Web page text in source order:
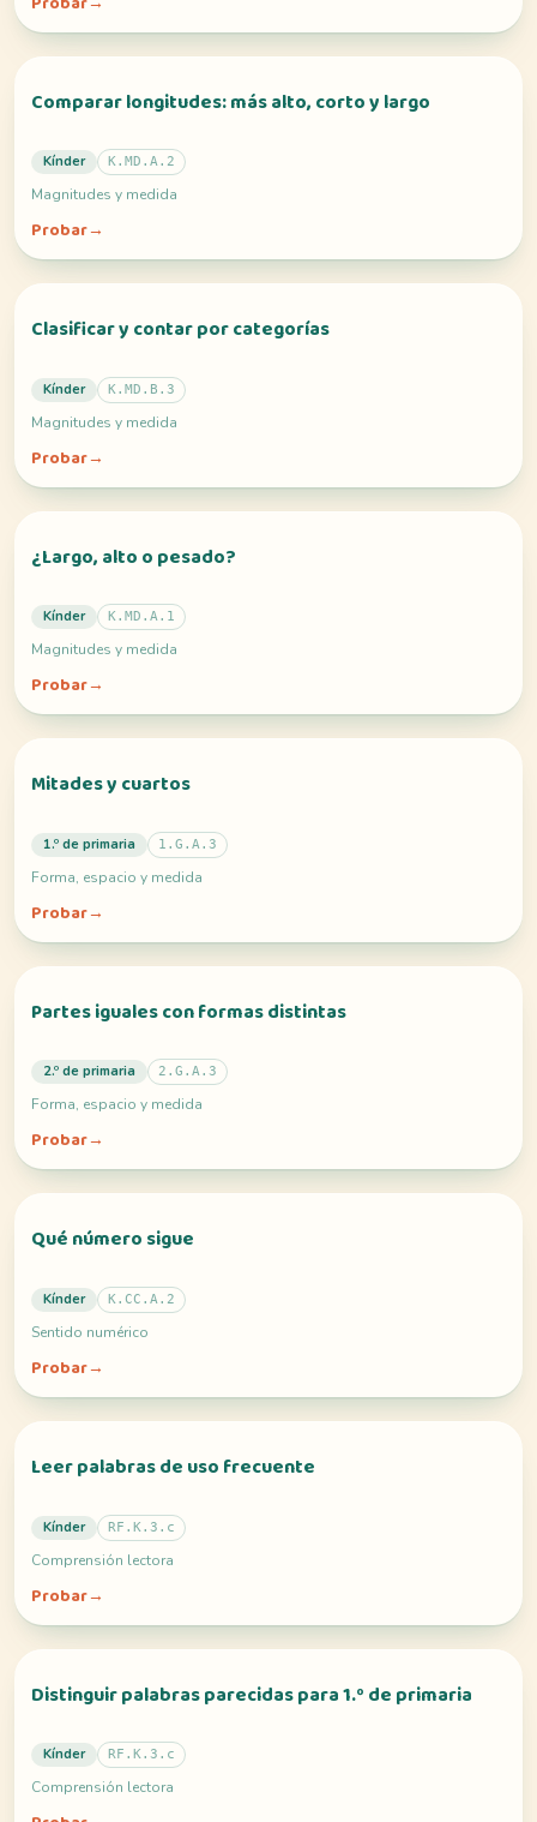
Comparar longitudes: más alto, corto y largo
Kínder K.MD.A.2
Magnitudes y medida
Probar→
Clasificar y contar por categorías
Kínder K.MD.B.3
Magnitudes y medida
Probar→
¿Largo, alto o pesado?
Kínder K.MD.A.1
Magnitudes y medida
Probar→
Mitades y cuartos
1.º de primaria 1.G.A.3
Forma, espacio y medida
Probar→
Partes iguales con formas distintas
2.º de primaria 2.G.A.3
Forma, espacio y medida
Probar→
Qué número sigue
Kínder K.CC.A.2
Sentido numérico
Probar→
Leer palabras de uso frecuente
Kínder RF.K.3.c
Comprensión lectora
Probar→
Distinguir palabras parecidas para 1.º de primaria
Kínder RF.K.3.c
Comprensión lectora